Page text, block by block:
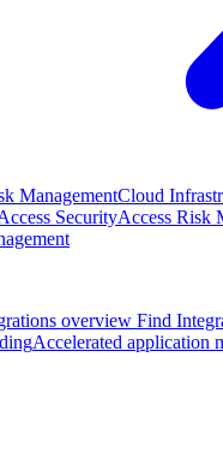
ManagementCloud
SecurityAccess Risk
overview Find
Accelerated application